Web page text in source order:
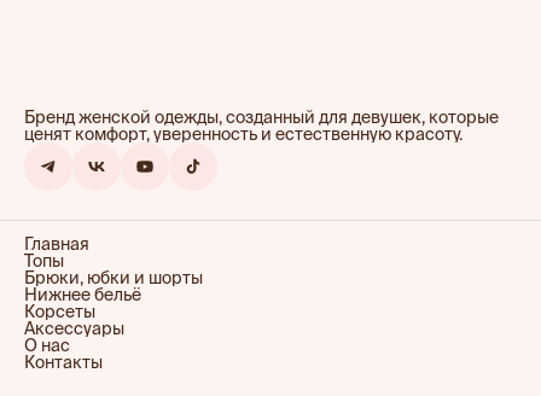
Бренд женской одежды, созданный для девушек, которые
ценят комфорт, уверенность и естественную красоту.
Главная
Топы
Брюки, юбки и шорты
Нижнее бельё
Корсеты
Аксессуары
О нас
Контакты